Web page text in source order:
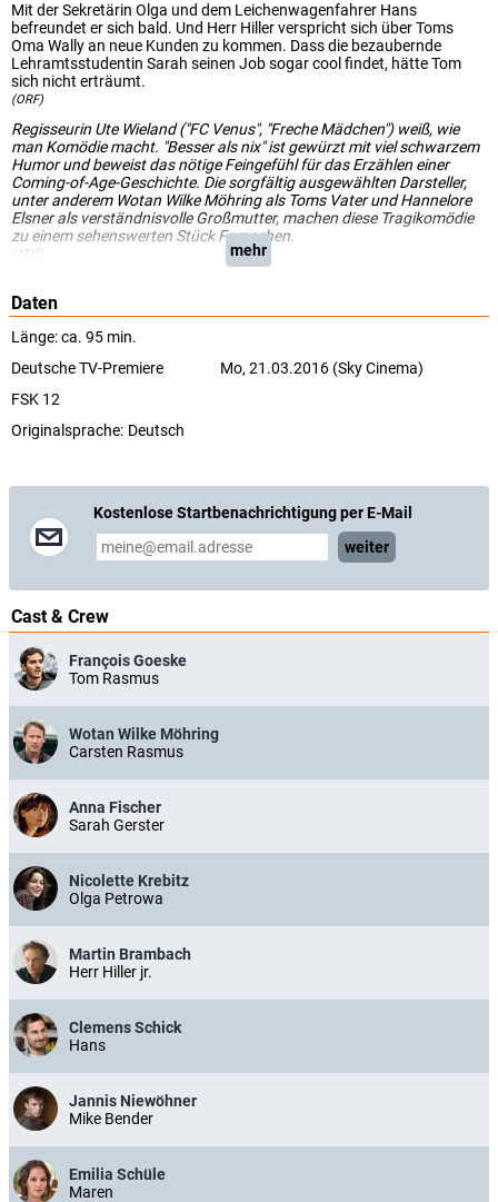
Mit der Sekretärin Olga und dem Leichenwagenfahrer Hans
befreundet er sich bald. Und Herr Hiller verspricht sich über Toms
Oma Wally an neue Kunden zu kommen. Dass die bezaubernde
Lehramtsstudentin Sarah seinen Job sogar cool findet, hätte Tom
sich nicht erträumt.
(ORF)
Regisseurin Ute Wieland ("FC Venus", "Freche Mädchen") weiß, wie
man Komödie macht. "Besser als nix" ist gewürzt mit viel schwarzem
Humor und beweist das nötige Feingefühl für das Erzählen einer
Coming-of-Age-Geschichte. Die sorgfältig ausgewählten Darsteller,
unter anderem Wotan Wilke Möhring als Toms Vater und Hannelore
Elsner als verständnisvolle Großmutter, machen diese Tragikomödie
zu einem sehenswerten Stück Fernsehen.
(ATV) mehr
Daten
Länge: ca. 95 min.
Deutsche TV-Premiere
Mo, 21.03.2016 (Sky Cinema)
FSK 12
Originalsprache: Deutsch
Kostenlose Startbenachrichtigung per E-Mail
weiter
Cast & Crew
François Goeske
Tom Rasmus
Wotan Wilke Möhring
Carsten Rasmus
Anna Fischer
Sarah Gerster
Nicolette Krebitz
Olga Petrowa
Martin Brambach
Herr Hiller jr.
Clemens Schick
Hans
Jannis Niewöhner
Mike Bender
Emilia Schüle
Maren